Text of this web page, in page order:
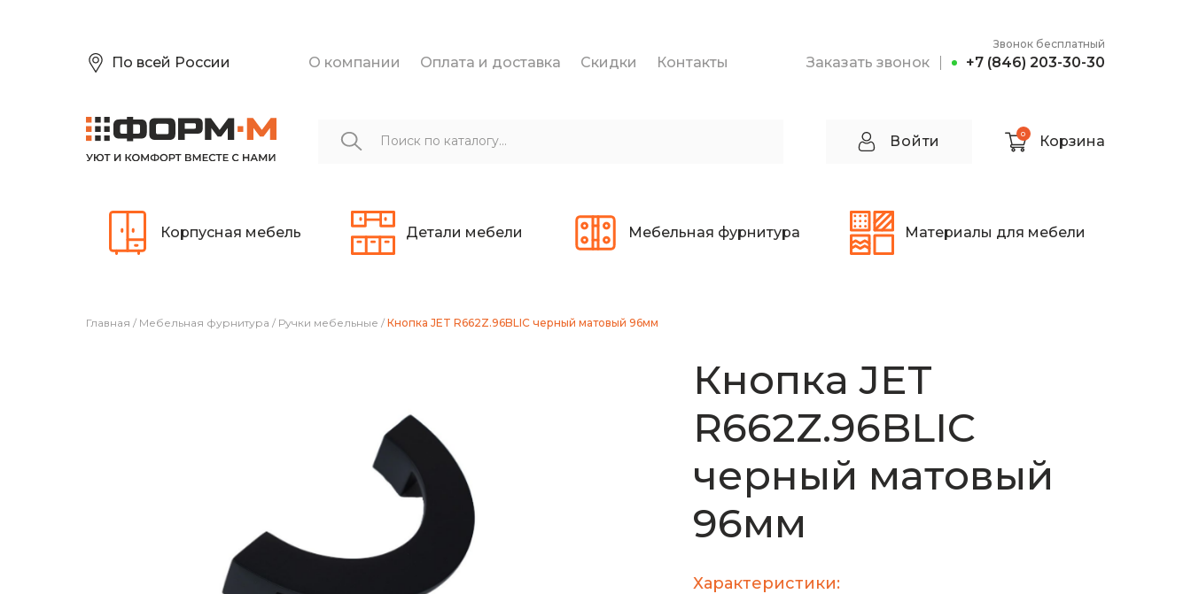
По всей России О компании Оплата и доставка Скидки Контакты Заказать звонок
Звонок бесплатный
+7 (846) 203-30-30
Войти 0 Корзина
Корпусная мебель Детали мебели Мебельная фурнитура Материалы для мебели
Главная / Мебельная фурнитура / Ручки мебельные / Кнопка JET R662Z.96BLIC черный матовый 96мм
Кнопка JET
R662Z.96BLIC
черный матовый
96мм
Характеристики: